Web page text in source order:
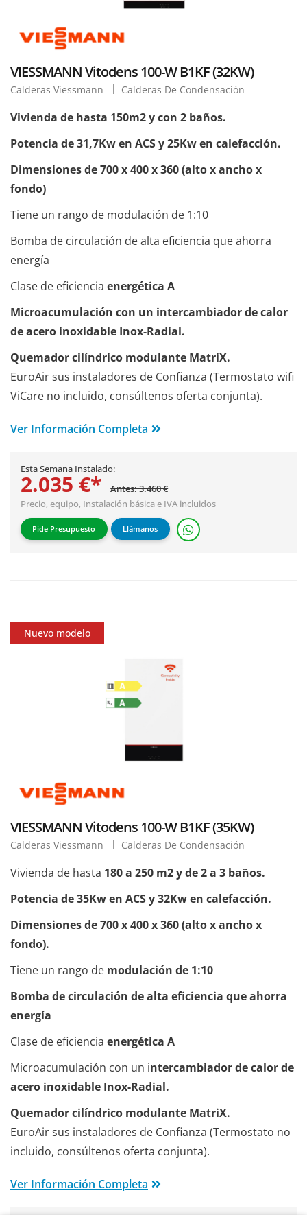
VIESSMANN Vitodens 100-W B1KF (32KW)
Calderas Viessmann Calderas De Condensación
Vivienda de hasta 150m2 y con 2 baños.
Potencia de 31,7Kw en ACS y 25Kw en calefacción.
Dimensiones de 700 x 400 x 360 (alto x ancho x
fondo)
Tiene un rango de modulación de 1:10
Bomba de circulación de alta eficiencia que ahorra
energía
Clase de eficiencia energética A
Microacumulación con un intercambiador de calor
de acero inoxidable Inox-Radial.
Quemador cilíndrico modulante MatriX.
EuroAir sus instaladores de Confianza (Termostato wifi
ViCare no incluido, consúltenos oferta conjunta).
Ver Información Completa
Esta Semana Instalado:
2.035 €*
Antes: 3.460 €
Precio, equipo, Instalación básicae IVA incluidos
Pide Presupuesto Llámanos
Nuevo modelo
VIESSMANN Vitodens 100-W B1KF (35KW)
Calderas Viessmann Calderas De Condensación
Vivienda de hasta 180 a 250 m2 y de 2 a 3 baños.
Potencia de 35Kw en ACS y 32Kw en calefacción.
Dimensiones de 700 x 400 x 360 (alto x ancho x
fondo).
Tiene un rango de modulación de 1:10
Bomba de circulación de alta eficiencia que ahorra
energía
Clase de eficiencia energética A
Microacumulación con un intercambiador de calor de
acero inoxidable Inox-Radial.
Quemador cilíndrico modulante MatriX.
EuroAir sus instaladores de Confianza (Termostato no
incluido, consúltenos oferta conjunta).
Ver Información Completa